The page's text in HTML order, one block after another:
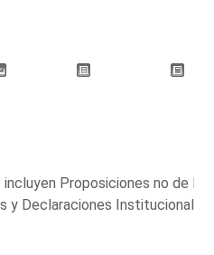
Proposiciones no de
Declaraciones Institucionales.